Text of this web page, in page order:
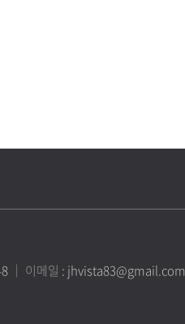
｜ 이메일 : jhvista83@gmail.com